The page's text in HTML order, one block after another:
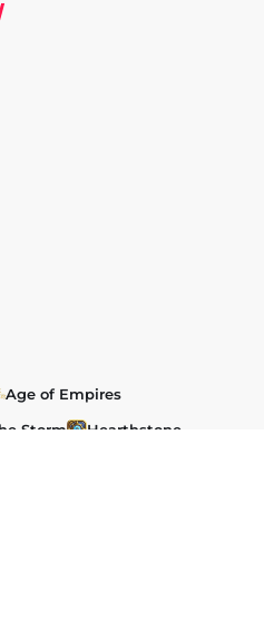
Age of Empires
Storm
Hearthstone